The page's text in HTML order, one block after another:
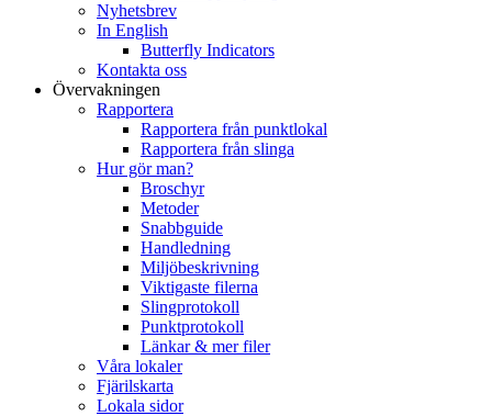
Nyhetsbrev
In English
Butterfly Indicators
Kontakta oss
Övervakningen
Rapportera
Rapportera från punktlokal
Rapportera från slinga
Hur gör man?
Broschyr
Metoder
Snabbguide
Handledning
Miljöbeskrivning
Viktigaste filerna
Slingprotokoll
Punktprotokoll
Länkar & mer filer
Våra lokaler
Fjärilskarta
Lokala sidor